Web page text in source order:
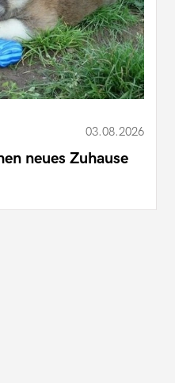
03.08.2026
neues Zuhause